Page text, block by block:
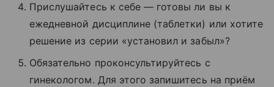
Прислушайтесь к себе — готовы ли вы к
ежедневной дисциплине (таблетки) или хотите
решение из серии «установил и забыл»?
Обязательно проконсультируйтесь с
гинекологом. Для этого запишитесь на приём